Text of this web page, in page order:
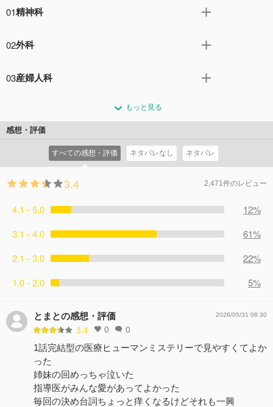
01精神科
てくる精神科の女性患者の秘密とは――。
02外科
ない」！？手術を拒否する患者の秘密とは――！
03産婦人科
担当。子供の父親は元夫？新恋人？彼女が隠したい真実と
は――？
もっと見る
感想・評価
すべての感想・評価 ネタバレなし ネタバレ
3.4 2,471件のレビュー
4.1 - 5.0
12%
3.1 - 4.0
61%
2.1 - 3.0
22%
1.0 - 2.0
5%
とまとの感想・評価
3.4 0 0
2026/05/31 08:30
1話完結型の医療ヒューマンミステリーで見やすくてよか
った
姉妹の回めっちゃ泣いた
指導医がみんな愛があってよかった
毎回の決め台詞ちょっと痒くなるけどそれも一興